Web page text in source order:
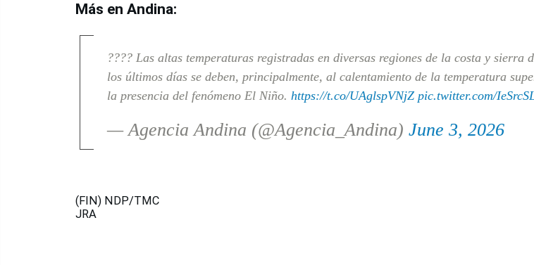
Más en Andina:
???? Las altas temperaturas registradas en diversas regiones de la costa y sierra
los últimos días se deben, principalmente, al calentamiento de la temperatura
la presencia del fenómeno El Niño. https://t.co/UAglspVNjZ pic.twitter.com/
— Agencia Andina (@Agencia_Andina) June 3, 2026
(FIN) NDP/TMC
JRA